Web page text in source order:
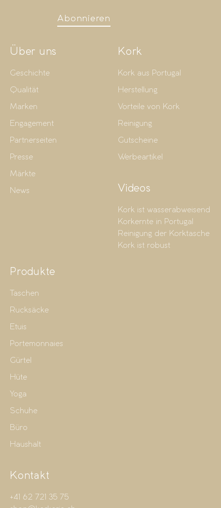
Abonnieren
Über uns
Geschichte
Qualität
Marken
Engagement
Partnerseiten
Presse
Märkte
News
Kork
Kork aus Portugal
Herstellung
Vorteile von Kork
Reinigung
Gutscheine
Werbeartikel
Videos
Kork ist wasserabweisend
Korkernte in Portugal
Reinigung der Korktasche
Kork ist robust
Produkte
Taschen
Rucksäcke
Etuis
Portemonnaies
Gürtel
Hüte
Yoga
Schuhe
Büro
Haushalt
Kontakt
+41 62 721 35 75